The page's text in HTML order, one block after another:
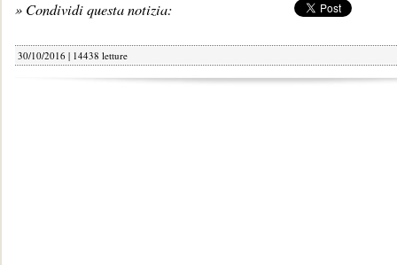
» Condividi questa notizia:
30/10/2016 | 14438 letture